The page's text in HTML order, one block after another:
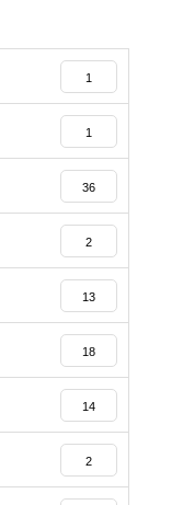
1
1
36
2
13
18
14
2